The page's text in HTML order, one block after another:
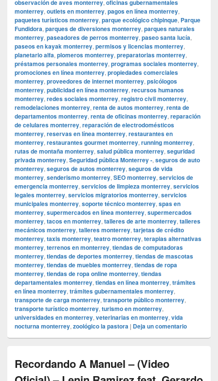
observación de aves monterrey, oficinas gubernamentales
monterrey, outlets en monterrey, pagos en línea monterrey,
paquetes turísticos monterrey, parque ecológico chipinque, Parque
Fundidora, parques de diversiones monterrey, parques naturales
monterrey, paseadores de perros monterrey, paseo santa lucía,
paseos en kayak monterrey, permisos y licencias monterrey,
planetario alfa, plomeros monterrey, preparatorias monterrey,
préstamos personales monterrey, programas sociales monterrey,
promociones en línea monterrey, propiedades comerciales
monterrey, proveedores de internet monterrey, psicólogos
monterrey, publicidad en línea monterrey, recursos humanos
monterrey, redes sociales monterrey, registro civil monterrey,
remodelaciones monterrey, renta de autos monterrey, renta de
departamentos monterrey, renta de oficinas monterrey, reparación
de celulares monterrey, reparación de electrodomésticos
monterrey, reservas en línea monterrey, restaurantes en
monterrey, restaurantes gourmet monterrey, running monterrey,
rutas de montaña monterrey, salud pública monterrey, seguridad
privada monterrey, Seguridad pública Monterrey -, seguros de auto
monterrey, seguros de autos monterrey, seguros de vida
monterrey, senderismo monterrey, SEO monterrey, servicios de
emergencia monterrey, servicios de limpieza monterrey, servicios
legales monterrey, servicios migratorios monterrey, servicios
municipales monterrey, soporte técnico monterrey, spas en
monterrey, supermercados en línea monterrey, supermercados
monterrey, tacos en monterrey, talleres de arte monterrey, talleres
mecánicos monterrey, talleres monterrey, tarjetas de crédito
monterrey, taxis monterrey, teatro monterrey, terapias alternativas
monterrey, terrenos en monterrey, tiendas de computadoras
monterrey, tiendas de deportes monterrey, tiendas de mascotas
monterrey, tiendas de muebles monterrey, tiendas de ropa
monterrey, tiendas de ropa online monterrey, tiendas
departamentales monterrey, tiendas en línea monterrey, trámites
en línea monterrey, trámites gubernamentales monterrey,
transporte de carga monterrey, transporte público monterrey,
transporte turístico monterrey, turismo en monterrey,
universidades en monterrey, veterinarias en monterrey, vida
nocturna monterrey, zoológico la pastora | Deja un comentario
Recordando A Manuel – (Video